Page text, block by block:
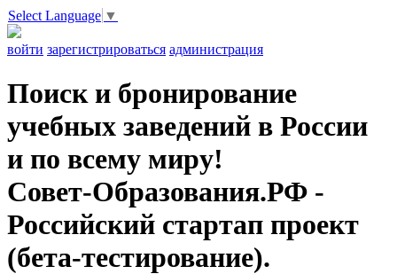
Select Language ▼
войти зарегистрироваться администрация
Поиск и бронирование
учебных заведений в России
и по всему миру!
Совет-Образования.РФ -
Российский стартап проект
(бета-тестирование).